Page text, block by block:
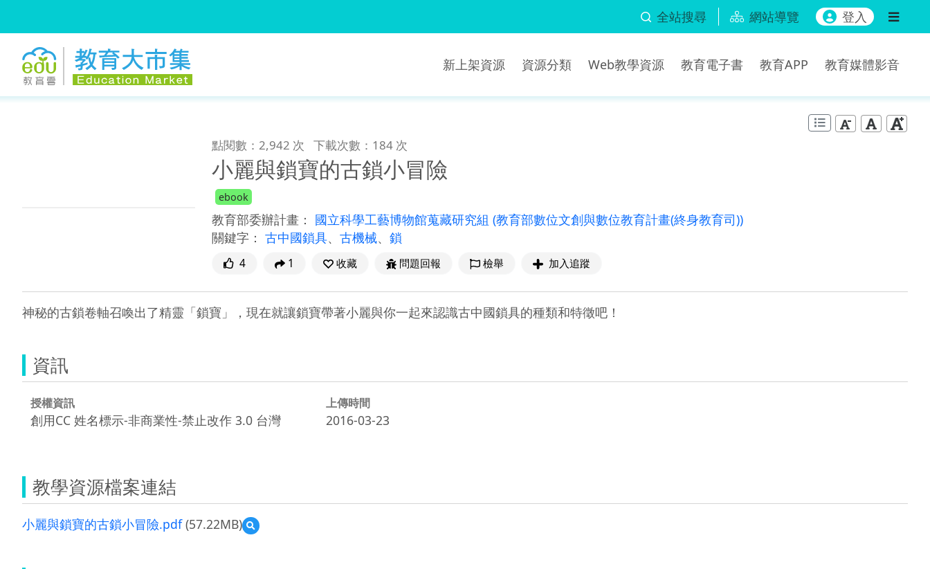
全站搜尋 網站導覽 登入
新上架資源 資源分類 Web教學資源 教育電子書 教育APP 教育媒體影音
點閱數：2,942 次 下載次數：184 次
小麗與鎖寶的古鎖小冒險
ebook
教育部委辦計畫： 國立科學工藝博物館蒐藏研究組 (教育部數位文創與數位教育計畫(終身教育司))
關鍵字： 古中國鎖具、 古機械、 鎖
4 1 收藏 問題回報 檢舉 加入追蹤
資訊
授權資訊
創用CC 姓名標示-非商業性-禁止改作 3.0 台灣
上傳時間
2016-03-23
教學資源檔案連結
小麗與鎖寶的古鎖小冒險.pdf(57.22MB)
預
覽